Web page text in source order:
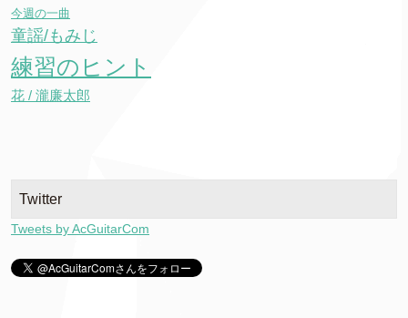
今週の一曲
童謡/もみじ
練習のヒント
花 / 瀧廉太郎
Twitter
Tweets by AcGuitarCom